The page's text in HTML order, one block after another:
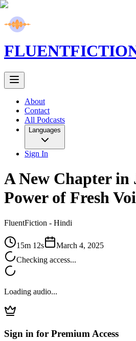
FLUENT
About
Contact
All Podcasts
Languages
Sign In
A New Chapter
Power of Fresh
FluentFiction - Hindi
15m 12s
March 4, 2025
Checking access...
Loading audio...
Sign in for Premium Access